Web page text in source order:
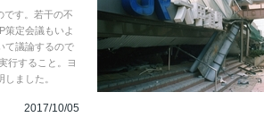
です。若干の不
策定会議もいよ
て議論するので
行すること。ヨ
ました。
2017/10/05